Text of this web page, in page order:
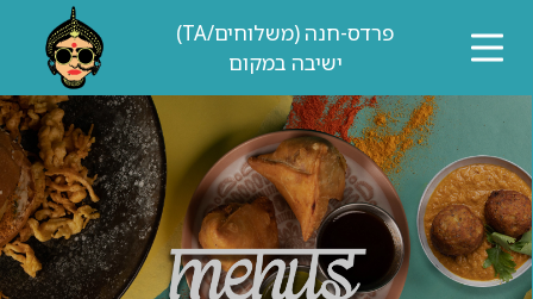
פרדס-חנה (משלוחים/TA)
ישיבה במקום